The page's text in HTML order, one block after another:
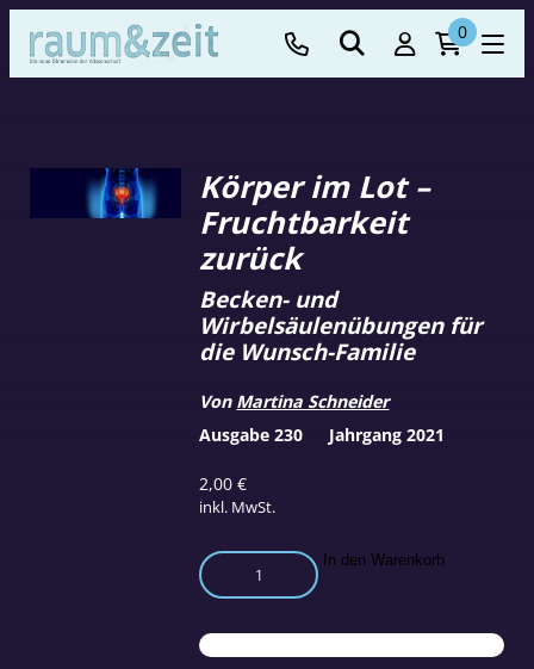
0
Körper im Lot –
Fruchtbarkeit
zurück
2,00€
inkl. MwSt.
Becken- und
Wirbelsäulenübungen für
die Wunsch-Familie
Von Martina Schneider
Körper
im
–
Fruchtbarkeit
In den Warenkorb
Ausgabe 230 Jahrgang 2021